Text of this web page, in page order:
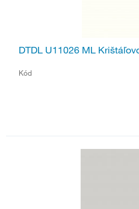
DTDL U11026 ML
Kód